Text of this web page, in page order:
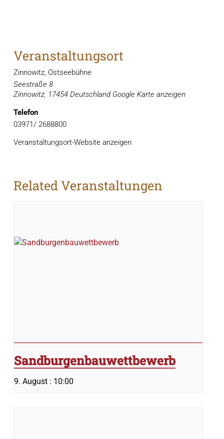
Veranstaltungsort
Zinnowitz, Ostseebühne
Seestraße 8
Zinnowitz, 17454 Deutschland Google Karte anzeigen
Telefon
03971/ 2688800
Veranstaltungsort-Website anzeigen
Related Veranstaltungen
Sandburgenbauwettbewerb
9. August : 10:00